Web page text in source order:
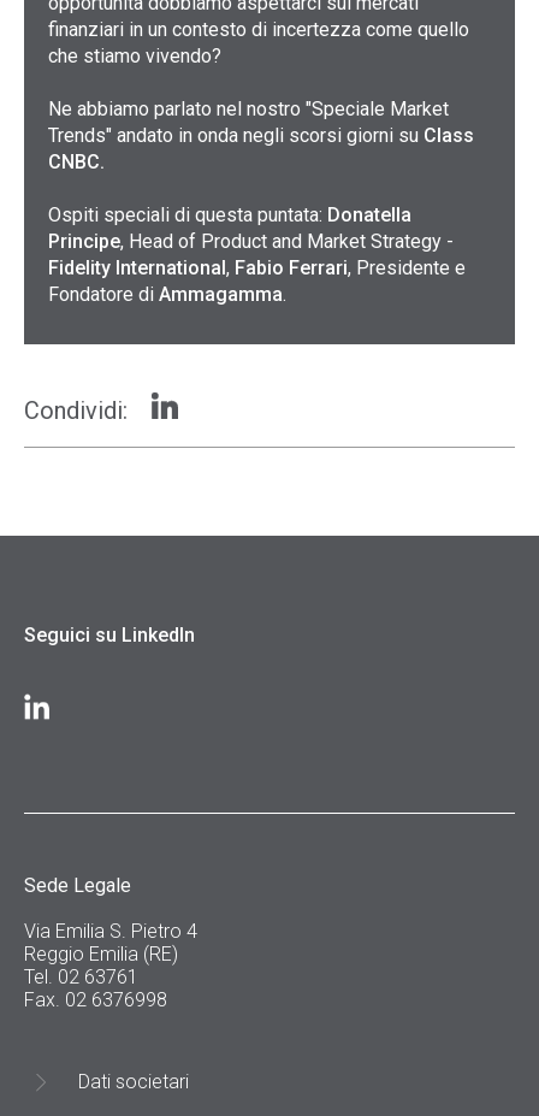
finanziari in un contesto di incertezza come quello
che stiamo vivendo?
Ne abbiamo parlato nel nostro "Speciale Market
Trends" andato in onda negli scorsi giorni su Class
CNBC.
Ospiti speciali di questa puntata: Donatella
Principe, Head of Product and Market Strategy -
Fidelity International, Fabio Ferrari, Presidente e
Fondatore di Ammagamma.
Condividi:
Seguici su LinkedIn
Sede Legale
Via Emilia S. Pietro 4
Reggio Emilia (RE)
Tel. 02 63761
Fax. 02 6376998
Dati societari